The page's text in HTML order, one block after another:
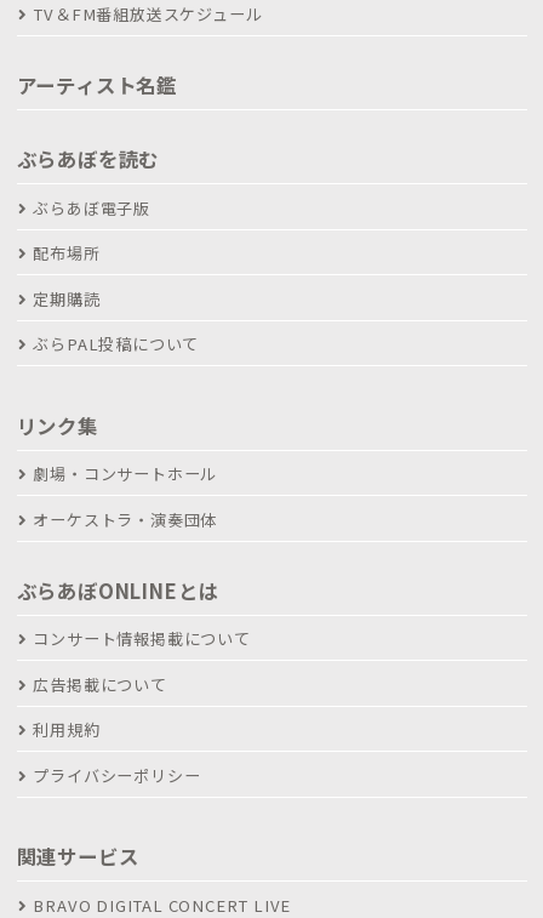
TV＆FM番組放送スケジュール
アーティスト名鑑
ぶらあぼを読む
ぶらあぼ電子版
配布場所
定期購読
ぶらPAL投稿について
リンク集
劇場・コンサートホール
オーケストラ・演奏団体
ぶらあぼONLINEとは
コンサート情報掲載について
広告掲載について
利用規約
プライバシーポリシー
関連サービス
BRAVO DIGITAL CONCERT LIVE